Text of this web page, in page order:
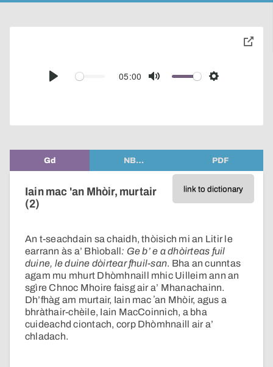
Play
05:00
Mute Settings
toggle
Gd NB… PDF
link to dictionary
Iain mac 'an Mhòir, murtair
(2)
An t-seachdain sa chaidh, thòisich mi an Litir le
earrann às a’ Bhìoball: Ge b’ e a dhòirteas fuil
duine, le duine dòirtear fhuil-san. Bha an cunntas
agam mu mhurt Dhòmhnaill mhic Uilleim ann an
sgìre Chnoc Mhoire faisg air a’ Mhanachainn.
Dh’fhàg am murtair, Iain mac ʼan Mhòir, agus a
bhràthair-chèile, Iain MacCoinnich, a bha
cuideachd ciontach, corp Dhòmhnaill air a’
chladach.